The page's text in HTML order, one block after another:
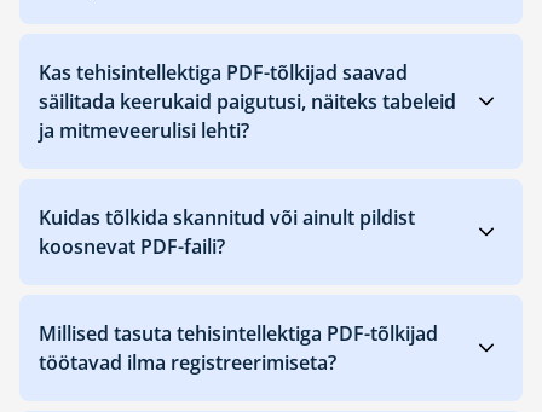
Kas tehisintellektiga PDF-tõlkijad saavad
säilitada keerukaid paigutusi, näiteks tabeleid
ja mitmeveerulisi lehti?
Kuidas tõlkida skannitud või ainult pildist
koosnevat PDF-faili?
Millised tasuta tehisintellektiga PDF-tõlkijad
töötavad ilma registreerimiseta?